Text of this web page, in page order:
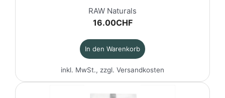
RAW Naturals
16.00CHF
In den Warenkorb
inkl. MwSt., zzgl. Versandkosten